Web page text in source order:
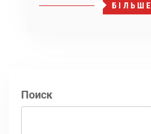
БІЛЬШЕ
Поиск